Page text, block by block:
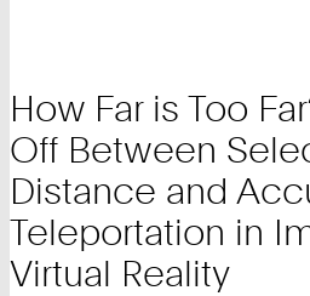
How Far is Too
Off Between
Distance and
Teleportation in
Virtual Reality